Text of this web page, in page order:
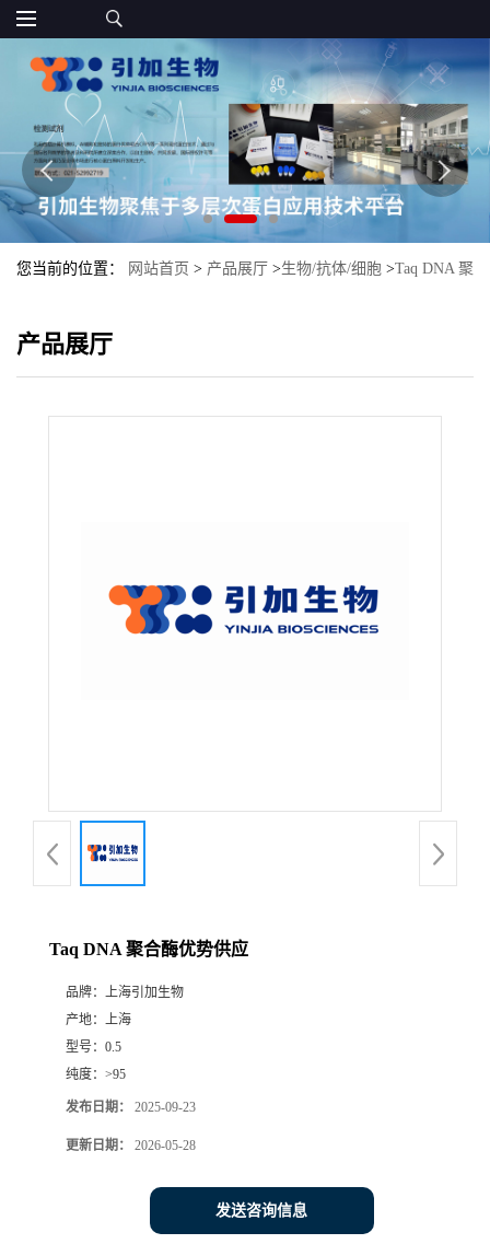
您当前的位置： 网站首页 > 产品展厅 >生物/抗体/细胞 >Taq DNA 聚
产品展厅
Taq DNA 聚合酶优势供应
品牌：
上海引加生物
产地：
上海
型号： 0.5
纯度： >95
发布日期： 2025-09-23
更新日期： 2026-05-28
发送咨询信息